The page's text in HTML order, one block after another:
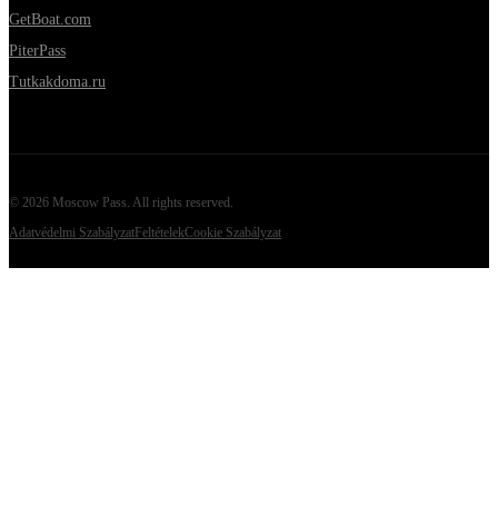
GetBoat.com
PiterPass
Tutkakdoma.ru
© 2026 Moscow Pass. All rights reserved.
Adatvédelmi SzabályzatFeltételekCookie Szabályzat